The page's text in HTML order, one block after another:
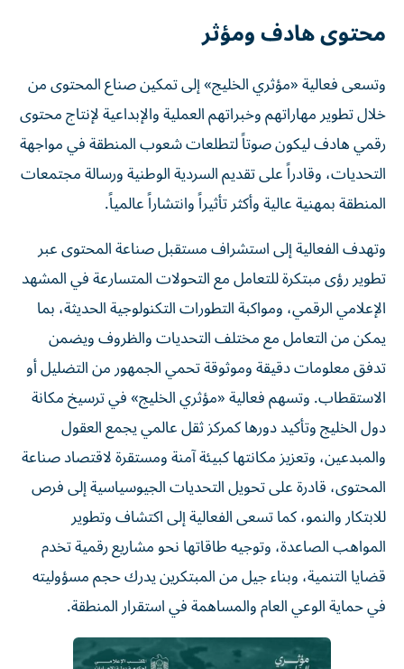
محتوى هادف ومؤثر
وتسعى فعالية «مؤثري الخليج» إلى تمكين صناع المحتوى من
خلال تطوير مهاراتهم وخبراتهم العملية والإبداعية لإنتاج محتوى
رقمي هادف ليكون صوتاً لتطلعات شعوب المنطقة في مواجهة
التحديات، وقادراً على تقديم السردية الوطنية ورسالة مجتمعات
المنطقة بمهنية عالية وأكثر تأثيراً وانتشاراً عالمياً.
وتهدف الفعالية إلى استشراف مستقبل صناعة المحتوى عبر
تطوير رؤى مبتكرة للتعامل مع التحولات المتسارعة في المشهد
الإعلامي الرقمي، ومواكبة التطورات التكنولوجية الحديثة، بما
يمكن من التعامل مع مختلف التحديات والظروف ويضمن
تدفق معلومات دقيقة وموثوقة تحمي الجمهور من التضليل أو
الاستقطاب. وتسهم فعالية «مؤثري الخليج» في ترسيخ مكانة
دول الخليج وتأكيد دورها كمركز ثقل عالمي يجمع العقول
والمبدعين، وتعزيز مكانتها كبيئة آمنة ومستقرة لاقتصاد صناعة
المحتوى، قادرة على تحويل التحديات الجيوسياسية إلى فرص
للابتكار والنمو، كما تسعى الفعالية إلى اكتشاف وتطوير
المواهب الصاعدة، وتوجيه طاقاتها نحو مشاريع رقمية تخدم
قضايا التنمية، وبناء جيل من المبتكرين يدرك حجم مسؤوليته
في حماية الوعي العام والمساهمة في استقرار المنطقة.